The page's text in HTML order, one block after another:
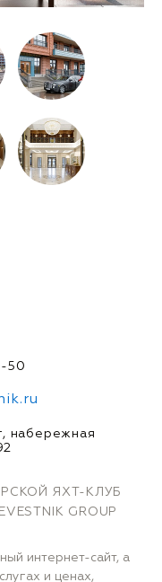
50
набережная
ЯХТ-КЛУБ
GROUP
интернет-сайт, а
и ценах,